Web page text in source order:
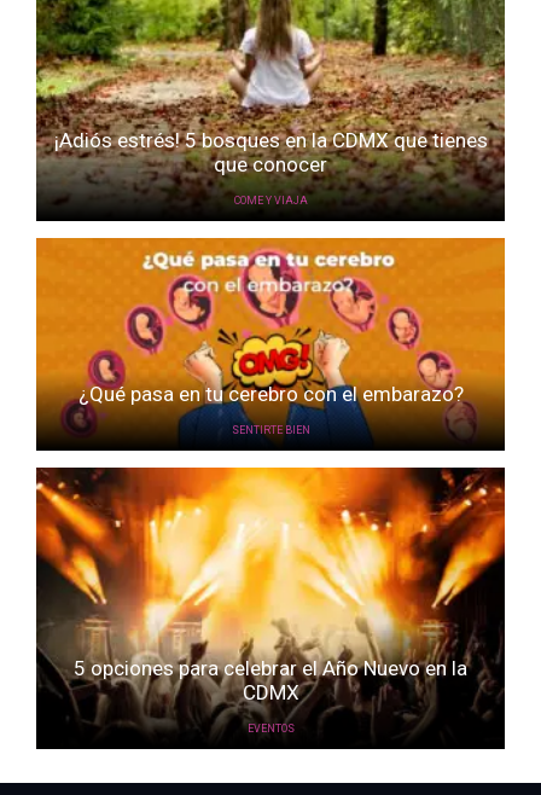
¡Adiós estrés! 5 bosques en la CDMX que tienes
que conocer
COME Y VIAJA
¿Qué pasa en tu cerebro con el embarazo?
SENTIRTE BIEN
5 opciones para celebrar el Año Nuevo en la
CDMX
EVENTOS